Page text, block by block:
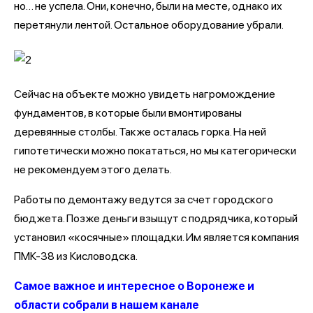
но… не успела. Они, конечно, были на месте, однако их
перетянули лентой. Остальное оборудование убрали.
Сейчас на объекте можно увидеть нагромождение
фундаментов, в которые были вмонтированы
деревянные столбы. Также осталась горка. На ней
гипотетически можно покататься, но мы категорически
не рекомендуем этого делать.
Работы по демонтажу ведутся за счет городского
бюджета. Позже деньги взыщут с подрядчика, который
установил «косячные» площадки. Им является компания
ПМК-38 из Кисловодска.
Самое важное и интересное о Воронеже и
области собрали в нашем канале